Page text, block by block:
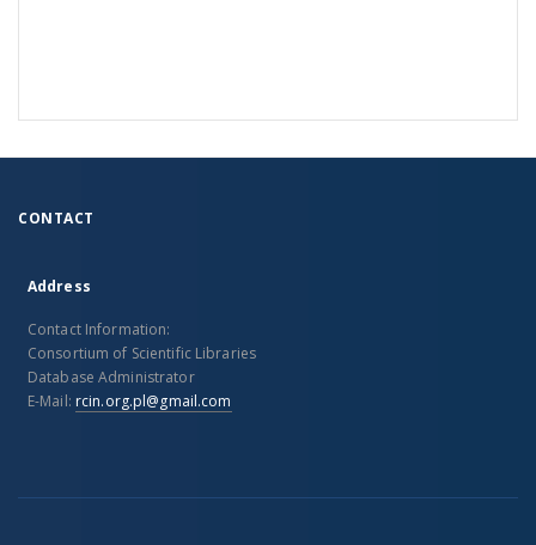
CONTACT
Address
Contact Information:
Consortium of Scientific Libraries
Database Administrator
E-Mail: rcin.org.pl@gmail.com